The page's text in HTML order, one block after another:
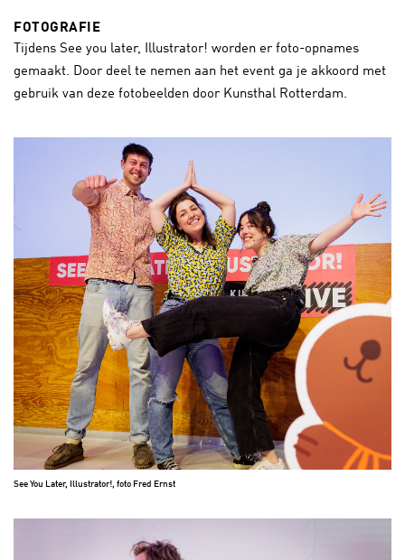
FOTOGRAFIE
Tijdens See you later, Illustrator! worden er foto-opnames
gemaakt. Door deel te nemen aan het event ga je akkoord met
gebruik van deze fotobeelden door Kunsthal Rotterdam.
See You Later, Illustrator!, foto Fred Ernst